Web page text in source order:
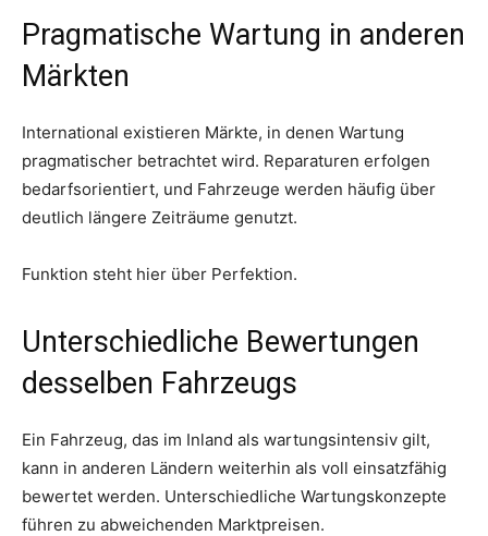
Pragmatische Wartung in anderen
Märkten
International existieren Märkte, in denen Wartung
pragmatischer betrachtet wird. Reparaturen erfolgen
bedarfsorientiert, und Fahrzeuge werden häufig über
deutlich längere Zeiträume genutzt.
Funktion steht hier über Perfektion.
Unterschiedliche Bewertungen
desselben Fahrzeugs
Ein Fahrzeug, das im Inland als wartungsintensiv gilt,
kann in anderen Ländern weiterhin als voll einsatzfähig
bewertet werden. Unterschiedliche Wartungskonzepte
führen zu abweichenden Marktpreisen.